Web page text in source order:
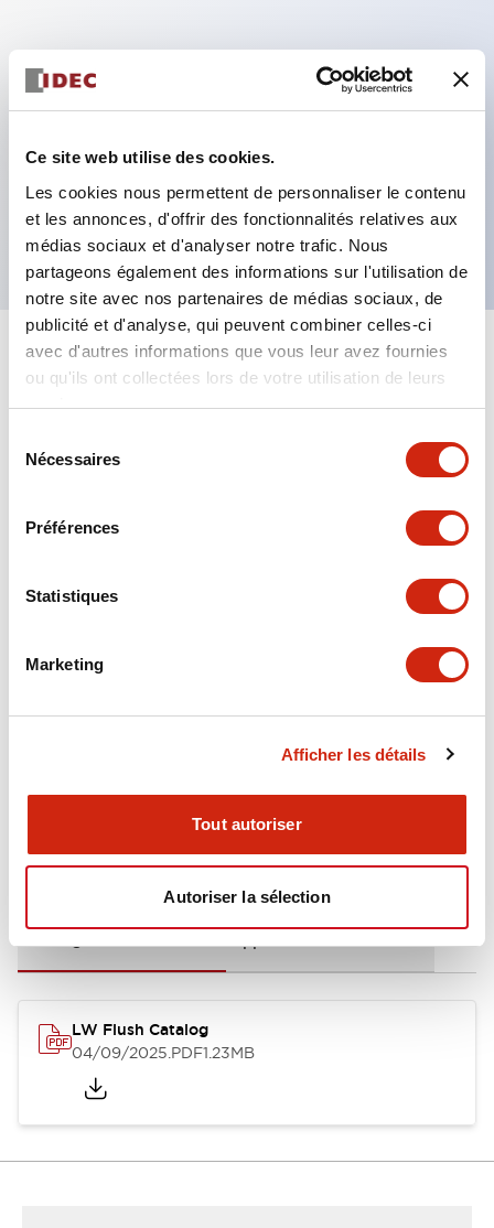
Ce site web utilise des cookies.
Les cookies nous permettent de personnaliser le contenu
et les annonces, d'offrir des fonctionnalités relatives aux
médias sociaux et d'analyser notre trafic. Nous
partageons également des informations sur l'utilisation de
notre site avec nos partenaires de médias sociaux, de
publicité et d'analyse, qui peuvent combiner celles-ci
avec d'autres informations que vous leur avez fournies
ou qu'ils ont collectées lors de votre utilisation de leurs
services.
Nécessaires
Préférences
Statistiques
Marketing
Afficher les détails
Tout autoriser
Autoriser la sélection
Caractéristiques clés
Le commutateur sélecteur avec clé adopte une
structure à goupille à cylindre haute sécurité
La structure de protection est IP65 (IEC60529)
Spécifications
Aesthetic Specifications
Electrical Specifications (rated illuminated
Mechanical Specifications
Documents et fichiers
LW Flush Catalog
04/09/2025.PDF1.23MB